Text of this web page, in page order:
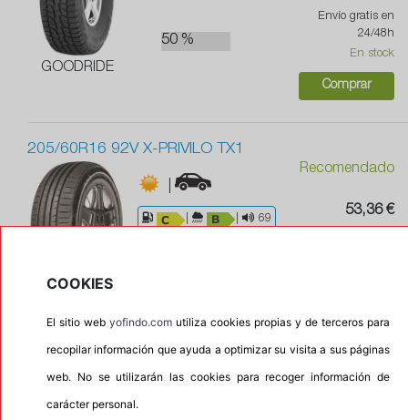
GOODRIDE
50 %
Envío gratis en
24/48h
En stock
Comprar
205/60R16 92V X-PRIVILO TX1
|
69
Recomendado
53,36 €
Comprar
205/60R16 96W XL CROSSCLIMATE+ ZP
COOKIES
El sitio web yofindo.com utiliza cookies propias y de terceros para
recopilar información que ayuda a optimizar su visita a sus páginas
web. No se utilizarán las cookies para recoger información de
carácter personal.